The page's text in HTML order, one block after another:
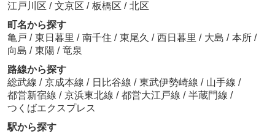
江戸川区 / 文京区 / 板橋区 / 北区
町名から探す
亀戸 / 東日暮里 / 南千住 / 東尾久 / 西日暮里 / 大島 / 本所 /
向島 / 東陽 / 竜泉
路線から探す
総武線 / 京成本線 / 日比谷線 / 東武伊勢崎線 / 山手線 /
都営新宿線 / 京浜東北線 / 都営大江戸線 / 半蔵門線 /
つくばエクスプレス
駅から探す